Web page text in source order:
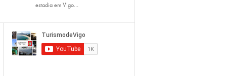
estadia em Vigo...